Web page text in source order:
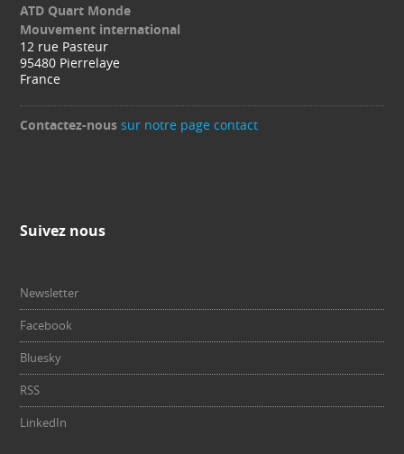
ATD Quart Monde
Mouvement international
12 rue Pasteur
95480 Pierrelaye
France
Contactez-nous sur notre page contact
Suivez nous
Newsletter
Facebook
Bluesky
RSS
LinkedIn